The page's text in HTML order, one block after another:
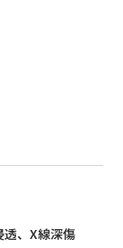
、X線深傷